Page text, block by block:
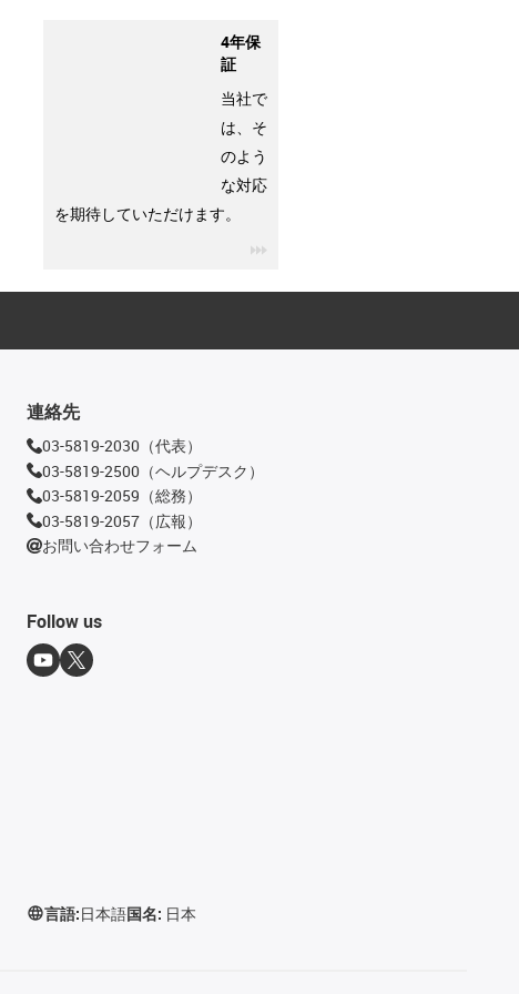
4年保
証
当社で
は、そ
のよう
な対応
を期待していただけます。
連絡先
03-5819-2030（代表）
03-5819-2500（ヘルプデスク）
03-5819-2059（総務）
03-5819-2057（広報）
お問い合わせフォーム
Follow us
言語:日本語国名: 日本